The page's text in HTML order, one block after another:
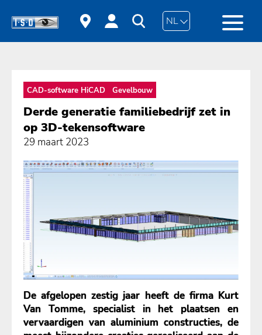
NL
CAD-software HiCAD Gevelbouw
Derde generatie familiebedrijf zet in
op 3D-tekensoftware
29 maart 2023
De afgelopen zestig jaar heeft de firma Kurt
Van Tomme, specialist in het plaatsen en
vervaardigen van aluminium constructies, de